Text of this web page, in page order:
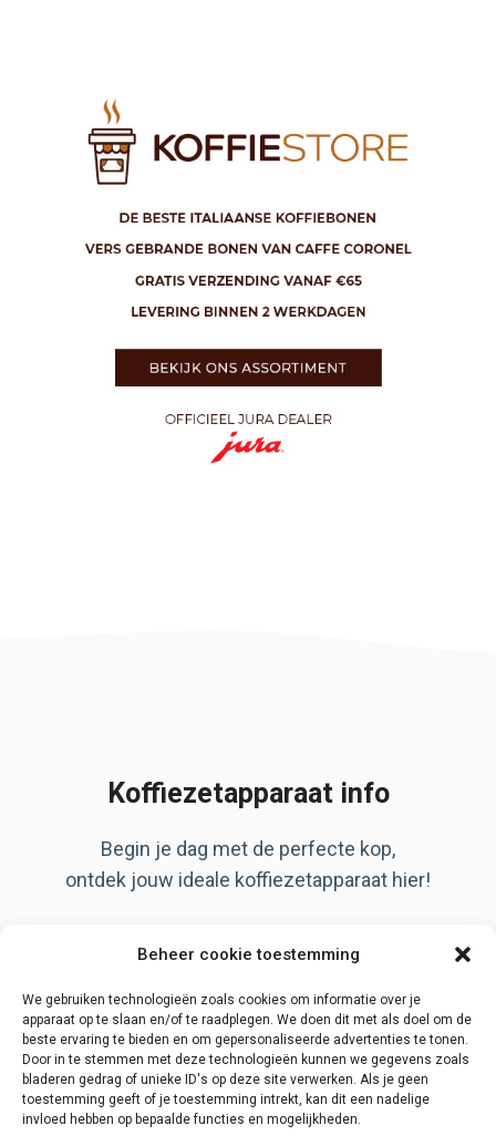
Beheer cookie toestemming
We gebruiken technologieën zoals cookies om informatie over je
apparaat op te slaan en/of te raadplegen. We doen dit met als doel om de
beste ervaring te bieden en om gepersonaliseerde advertenties te tonen.
Door in te stemmen met deze technologieën kunnen we gegevens zoals
bladeren gedrag of unieke ID's op deze site verwerken. Als je geen
toestemming geeft of je toestemming intrekt, kan dit een nadelige
invloed hebben op bepaalde functies en mogelijkheden.
Koffiezetapparaat info
Begin je dag met de perfecte kop,
ontdek jouw ideale koffiezetapparaat hier!
Privacy Policy
Disclaimer
Contact